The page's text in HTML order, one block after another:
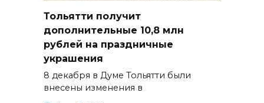
Тольятти получит
дополнительные 10,8 млн
рублей на праздничные
украшения
8 декабря в Думе Тольятти были
внесены изменения в